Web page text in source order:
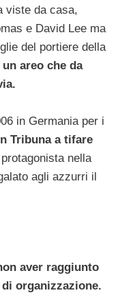
viste da casa,
e David Lee ma
del portiere della
areo che da
in Germania per i
Tribuna a tifare
nella
agli azzurri il
aver raggiunto
organizzazione.